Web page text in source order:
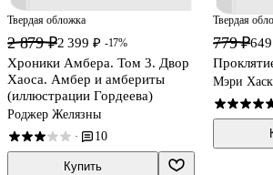
Твердая обложка
2 879 ₽2 399 ₽ -17%
Хроники Амбера. Том 3. Двор
Хаоса. Амбер и амбериты
(иллюстрации Гордеева)
Роджер Желязны
· 10
Купить
Твердая
779 ₽
Мэри